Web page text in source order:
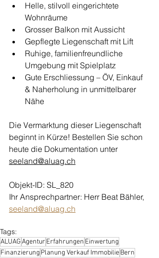
Helle, stilvoll eingerichtete
Wohnräume
Grosser Balkon mit Aussicht
Gepflegte Liegenschaft mit Lift
Ruhige, familienfreundliche
Umgebung mit Spielplatz
Gute Erschliessung – ÖV, Einkauf
& Naherholung in unmittelbarer
Nähe
Die Vermarktung dieser Liegenschaft
beginnt in Kürze! Bestellen Sie schon
heute die Dokumentation unter
seeland@aluag.ch
Objekt-ID: SL_820
Ihr Ansprechpartner: Herr Beat Bähler,
seeland@aluag.ch
Tags:
ALUAGAgentur Erfahrungen Einwertung
Finanzierung Planung Verkauf ImmobilieBern